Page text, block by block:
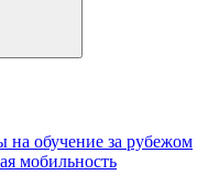
на обучение за рубежом
мобильность